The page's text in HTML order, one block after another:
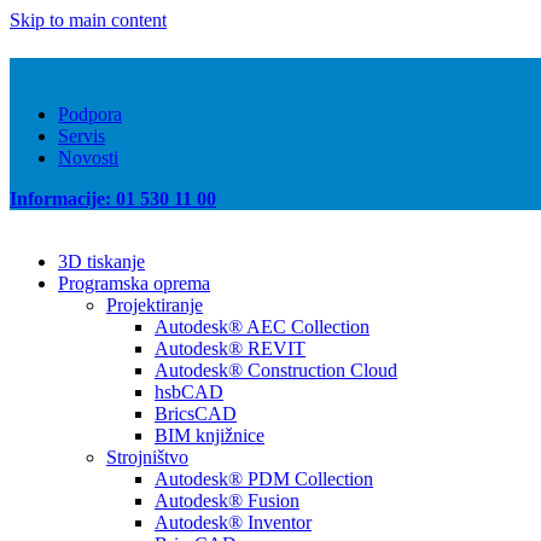
Skip to main content
Podpora
Servis
Novosti
Informacije: 01 530 11 00
3D tiskanje
Programska oprema
Projektiranje
Autodesk® AEC Collection
Autodesk® REVIT
Autodesk® Construction Cloud
hsbCAD
BricsCAD
BIM knjižnice
Strojništvo
Autodesk® PDM Collection
Autodesk® Fusion
Autodesk® Inventor